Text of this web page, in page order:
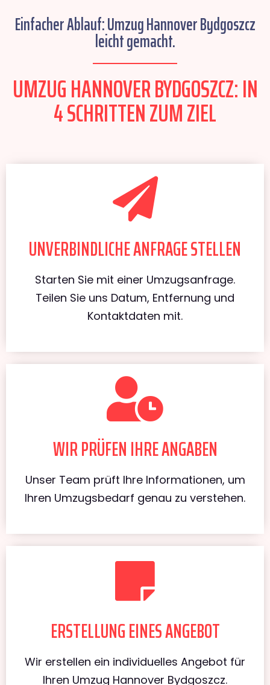
Einfacher Ablauf: Umzug Hannover Bydgoszcz
leicht gemacht.
UMZUG HANNOVER BYDGOSZCZ: IN
4 SCHRITTEN ZUM ZIEL
UNVERBINDLICHE ANFRAGE STELLEN
Starten Sie mit einer Umzugsanfrage.
Teilen Sie uns Datum, Entfernung und
Kontaktdaten mit.
WIR PRÜFEN IHRE ANGABEN
Unser Team prüft Ihre Informationen, um
Ihren Umzugsbedarf genau zu verstehen.
ERSTELLUNG EINES ANGEBOT
Wir erstellen ein individuelles Angebot für
Ihren Umzug Hannover Bydgoszcz.